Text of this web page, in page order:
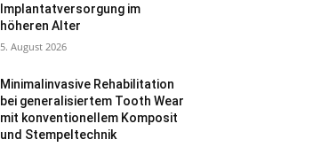
Implantatversorgung im
höheren Alter
5. August 2026
Minimalinvasive Rehabilitation
bei generalisiertem Tooth Wear
mit konventionellem Komposit
und Stempeltechnik